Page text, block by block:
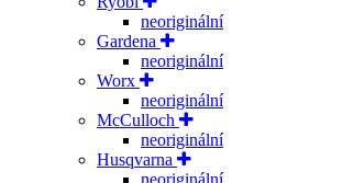
neoriginální
Gardena
neoriginální
Worx
neoriginální
McCulloch
neoriginální
Husqvarna